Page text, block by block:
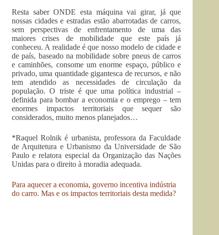
Resta saber ONDE esta máquina vai girar, já que
nossas cidades e estradas estão abarrotadas de carros,
sem perspectivas de enfrentamento de uma das
maiores crises de mobilidade que este país já
conheceu. A realidade é que nosso modelo de cidade e
de país, baseado na mobilidade sobre pneus de carros
e caminhões, consome um enorme espaço, público e
privado, uma quantidade gigantesca de recursos, e não
tem atendido as necessidades de circulação da
população. O triste é que uma política industrial –
definida para bombar a economia e o emprego – tem
enormes impactos territoriais que sequer são
considerados, muito menos planejados…
*Raquel Rolnik é urbanista, professora da Faculdade
de Arquitetura e Urbanismo da Universidade de São
Paulo e relatora especial da Organização das Nações
Unidas para o direito à moradia adequada.
Para aquecer a economia, governo incentiva indústria
do carro. Mas e os impactos territoriais desta medida?